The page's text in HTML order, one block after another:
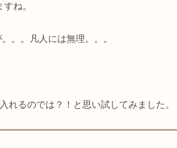
ね。
。。凡人には無理。。。
れるのでは？！と思い試してみました。